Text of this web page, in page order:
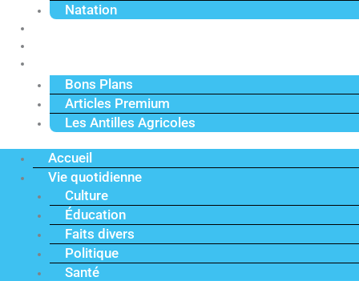
Natation
Bons Plans
Articles Premium
Les Antilles Agricoles
Accueil
Vie quotidienne
Culture
Éducation
Faits divers
Politique
Santé